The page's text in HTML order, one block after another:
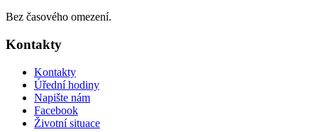
Bez časového omezení.
Kontakty
Kontakty
Úřední hodiny
Napište nám
Facebook
Životní situace